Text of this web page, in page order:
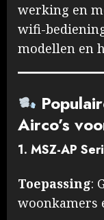
werking en
wifi-
modellen en
Airco’s
1. MSZ-AP
Toepassing:
woonkamers